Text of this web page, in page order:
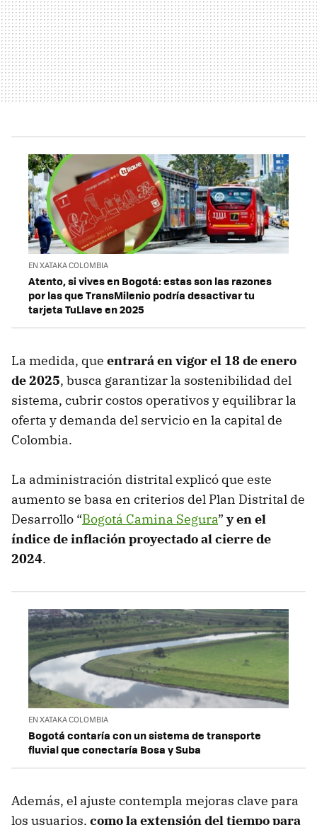
EN XATAKA COLOMBIA
Atento, si vives en Bogotá: estas son las razones
por las que TransMilenio podría desactivar tu
tarjeta TuLlave en 2025
La medida, que entrará en vigor el 18 de enero
de 2025, busca garantizar la sostenibilidad del
sistema, cubrir costos operativos y equilibrar la
oferta y demanda del servicio en la capital de
Colombia.
La administración distrital explicó que este
aumento se basa en criterios del Plan Distrital de
Desarrollo “Bogotá Camina Segura” y en el
índice de inflación proyectado al cierre de
2024.
EN XATAKA COLOMBIA
Bogotá contaría con un sistema de transporte
fluvial que conectaría Bosa y Suba
Además, el ajuste contempla mejoras clave para
los usuarios, como la extensión del tiempo para